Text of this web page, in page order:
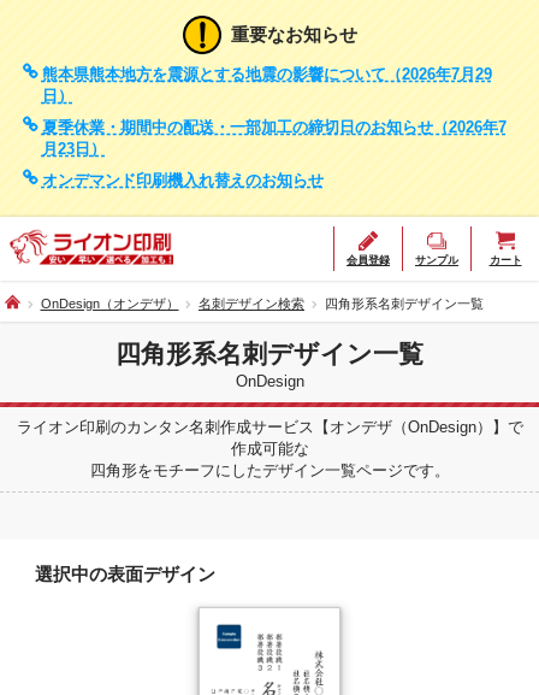
重要なお知らせ
熊本県熊本地方を震源とする地震の影響について（2026年7月29
日）
夏季休業・期間中の配送・一部加工の締切日のお知らせ（2026年7
月23日）
オンデマンド印刷機入れ替えのお知らせ
会員登録 サンプル カート
OnDesign（オンデザ） 名刺デザイン検索 四角形系名刺デザイン一覧
四角形系名刺デザイン一覧
OnDesign
ライオン印刷のカンタン名刺作成サービス【オンデザ（OnDesign）】で
作成可能な
四角形をモチーフにしたデザイン一覧ページです。
選択中の表面デザイン